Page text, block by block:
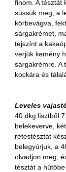
finom. A tésztát
süssük meg, a
körbevágva,
sárgakrémet,
tejszínt a
verjük kemény
sárgakrémre. A
kockára és
Leveles
40 dkg lisztből
belekeverve,
rétestésztát
belegyúrjuk, a
olvadjon meg,
tésztát a